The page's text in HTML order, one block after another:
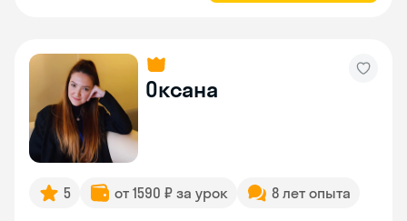
Оксана
5 от 1590 ₽ за урок 8 лет опыта